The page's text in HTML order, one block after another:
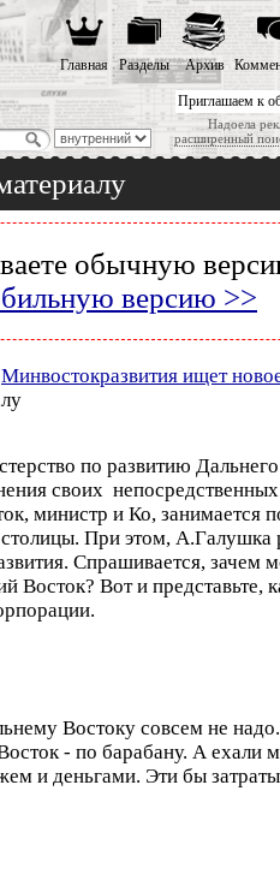
Приглашаем к
Надоела
расширенный
Главная Разделы Архив
обычную
версию >>
Минвостокразвития ищет
по развитию
своих непосредственных
министр и Ко, занимается
При этом, А.Галушка
Спрашивается, зачем
Восток? Вот и представьте,
Востоку совсем не
- по барабану. А ехали
и деньгами. Эти бы